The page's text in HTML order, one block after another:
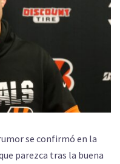
se confirmó en la
parezca tras la buena